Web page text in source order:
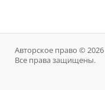
Авторское право ©
Все права защищены.